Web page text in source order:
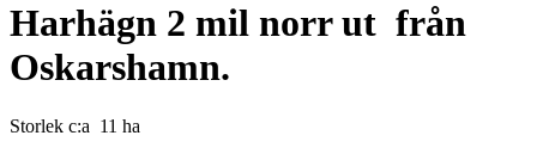
Harhägn 2 mil norr ut från
Oskarshamn.
Storlek c:a 11 ha